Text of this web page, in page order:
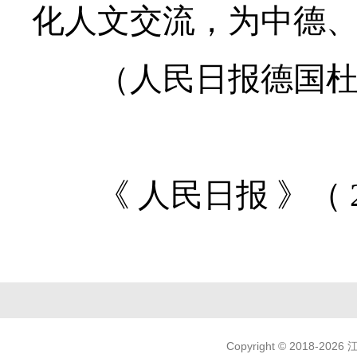
化人文交流，为中德
（人民日报德国杜
《 人民日报 》（
Copyright © 2018-2026